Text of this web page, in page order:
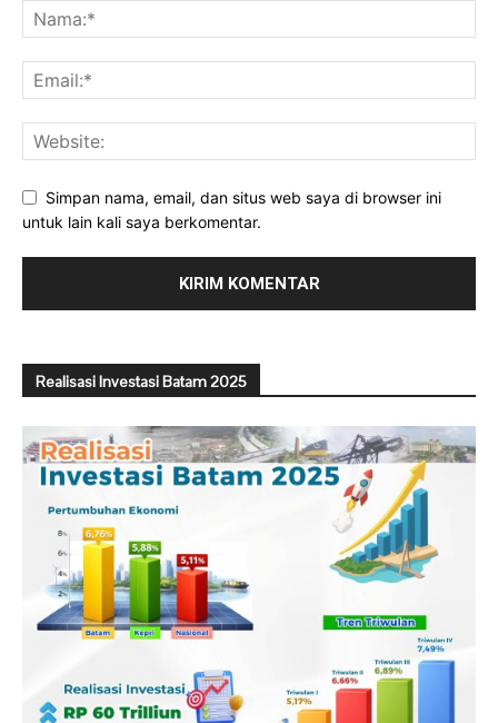
Simpan nama, email, dan situs web saya di browser ini
untuk lain kali saya berkomentar.
Realisasi Investasi Batam 2025